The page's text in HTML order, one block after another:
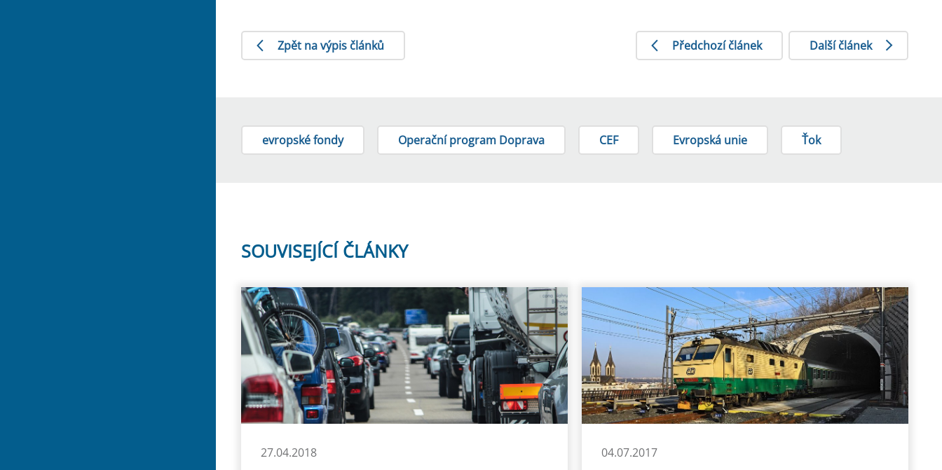
Zpět na výpis článků Předchozí článek Další článek
evropské fondy Operační program Doprava CEF Evropská unie Ťok
SOUVISEJÍCÍ ČLÁNKY
27.04.2018 04.07.2017